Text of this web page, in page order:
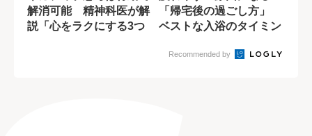
解消可能 精神科医が解
説「心をラクにする3つ
「帰宅後の過ごし方」
ベストな入浴のタイミン
Recommended by